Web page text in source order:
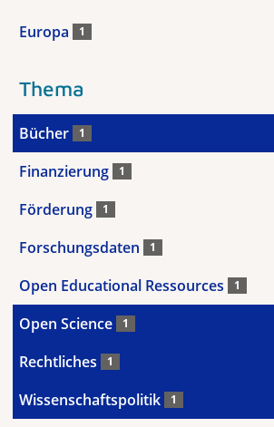
Europa 1
Thema
Bücher 1
Finanzierung 1
Förderung 1
Forschungsdaten 1
Open Educational Ressources 1
Open Science 1
Rechtliches 1
Wissenschaftspolitik 1